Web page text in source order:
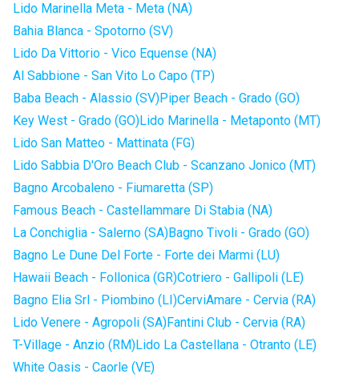
Lido Marinella Meta - Meta (NA)
Bahia Blanca - Spotorno (SV)
Lido Da Vittorio - Vico Equense (NA)
Al Sabbione - San Vito Lo Capo (TP)
Baba Beach - Alassio (SV)Piper Beach - Grado (GO)
Key West - Grado (GO)Lido Marinella - Metaponto (MT)
Lido San Matteo - Mattinata (FG)
Lido Sabbia D'Oro Beach Club - Scanzano Jonico (MT)
Bagno Arcobaleno - Fiumaretta (SP)
Famous Beach - Castellammare Di Stabia (NA)
La Conchiglia - Salerno (SA)Bagno Tivoli - Grado (GO)
Bagno Le Dune Del Forte - Forte dei Marmi (LU)
Hawaii Beach - Follonica (GR)Cotriero - Gallipoli (LE)
Bagno Elia Srl - Piombino (LI)CerviAmare - Cervia (RA)
Lido Venere - Agropoli (SA)Fantini Club - Cervia (RA)
T-Village - Anzio (RM)Lido La Castellana - Otranto (LE)
White Oasis - Caorle (VE)